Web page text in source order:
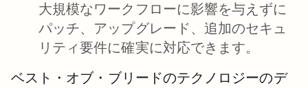
大規模なワークフローに影響を与えずに
パッチ、アップグレード、追加のセキュ
リティ要件に確実に対応できます。
ベスト・オブ・ブリードのテクノロジーのデ